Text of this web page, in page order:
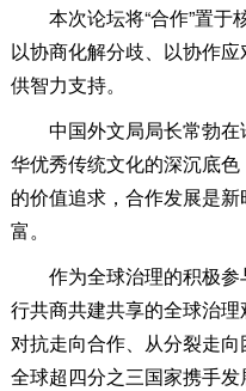
本次论坛将“合作”置于
以协商化解分歧、以协作
供智力支持。
中国外文局局长常勃在
华优秀传统文化的深沉底
的价值追求，合作发展是
富。
作为全球治理的积极参
行共商共建共享的全球治
对抗走向合作、从分裂走向
全球超四分之三国家携手